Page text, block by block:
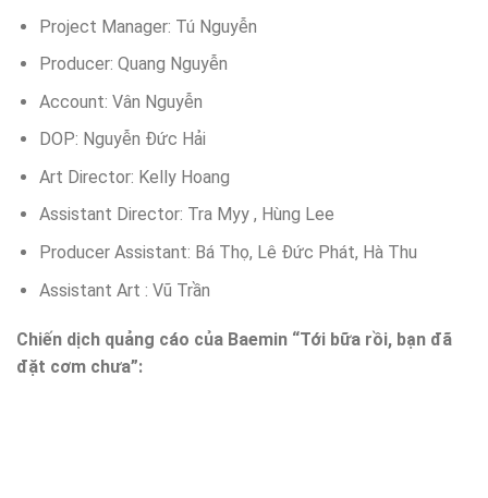
Project Manager: Tú Nguyễn
Producer: Quang Nguyễn
Account: Vân Nguyễn
DOP: Nguyễn Đức Hải
Art Director: Kelly Hoang
Assistant Director: Tra Myy , Hùng Lee
Producer Assistant: Bá Thọ, Lê Đức Phát, Hà Thu
Assistant Art : Vũ Trần
Chiến dịch quảng cáo của Baemin “Tới bữa rồi, bạn đã
đặt cơm chưa”: